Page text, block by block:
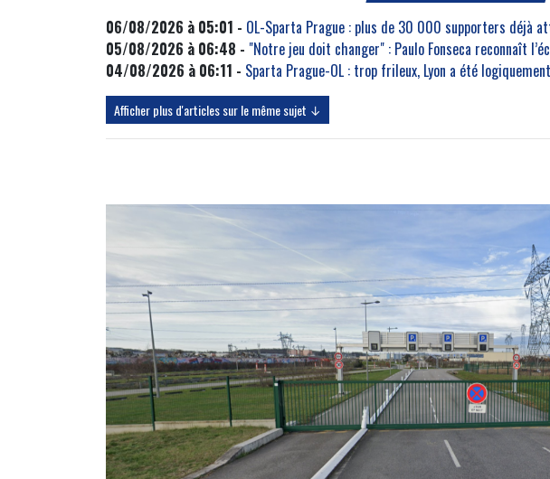
06/08/2026 à 05:01 - OL-Sparta Prague : plus de 30 000 supporters déjà
05/08/2026 à 06:48 - "Notre jeu doit changer" : Paulo Fonseca reconnaît
04/08/2026 à 06:11 - Sparta Prague-OL : trop frileux, Lyon a été
Afficher plus d'articles sur le même sujet ↓